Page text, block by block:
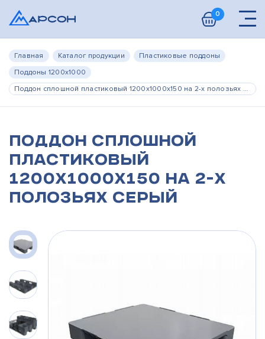
0
Главная Каталог продукции
Пластиковые поддоны
Поддоны 1200х1000
Поддон сплошной пластиковый 1200х1000х150 на 2-х полозьях серый
Поддон сплошной
пластиковый
1200х1000х150 на 2-х
полозьях серый